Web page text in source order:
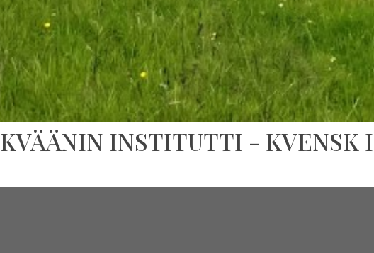
KVÄÄNIN INSTITUTTI - KVENSK